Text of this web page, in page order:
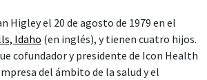
Higley el 20 de agosto de 1979 en el
Idaho (en inglés), y tienen cuatro hijos.
cofundador y presidente de Icon Health
del ámbito de la salud y el